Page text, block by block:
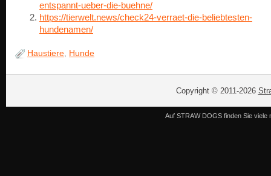
entspannt-ueber-die-buehne/
https://tierwelt.news/check24-verraet-die-beliebtesten-
hundenamen/
Haustiere, Hunde
Copyright © 2011-2026
Auf STRAW DOGS finden Sie